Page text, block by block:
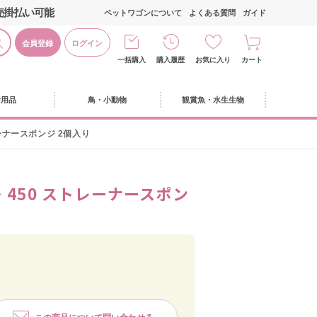
掛払い可能
会員登録 ログイン
ペットワゴンについて よくある質問 ガイド
一括購入 購入履歴 お気に入り カート
品 鳥・小動物 観賞魚・水生生物
ースポンジ 2個入り
ストレーナースポン